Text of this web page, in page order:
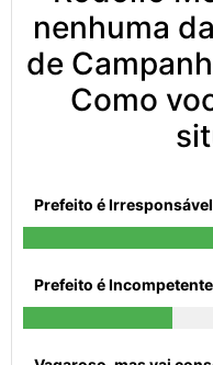
nenhuma
de
Como
Prefeito é
Prefeito é